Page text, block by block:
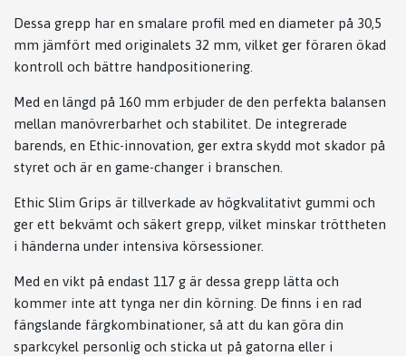
Dessa grepp har en smalare profil med en diameter på 30,5
mm jämfört med originalets 32 mm, vilket ger föraren ökad
kontroll och bättre handpositionering.
Med en längd på 160 mm erbjuder de den perfekta balansen
mellan manövrerbarhet och stabilitet. De integrerade
barends, en Ethic-innovation, ger extra skydd mot skador på
styret och är en game-changer i branschen.
Ethic Slim Grips är tillverkade av högkvalitativt gummi och
ger ett bekvämt och säkert grepp, vilket minskar tröttheten
i händerna under intensiva körsessioner.
Med en vikt på endast 117 g är dessa grepp lätta och
kommer inte att tynga ner din körning. De finns i en rad
fängslande färgkombinationer, så att du kan göra din
sparkcykel personlig och sticka ut på gatorna eller i